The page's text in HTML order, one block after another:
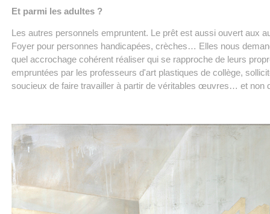
Et parmi les adultes ?
Les autres personnels empruntent. Le prêt est aussi ouvert aux
Foyer pour personnes handicapées, crèches… Elles nous
quel accrochage cohérent réaliser qui se rapproche de leurs
empruntées par les professeurs d'art plastiques de collège,
soucieux de faire travailler à partir de véritables œuvres… et non